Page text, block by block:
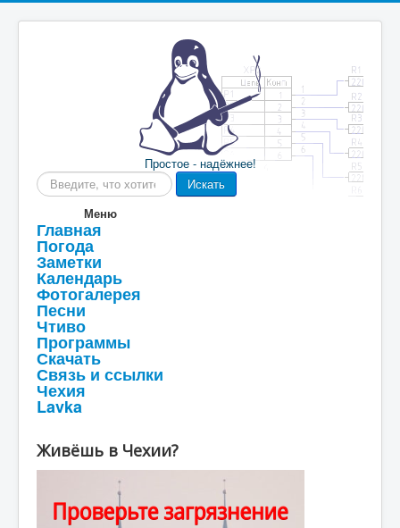
Простое - надёжнее!
Искать...
Искать
Меню
Главная
Погода
Заметки
Календарь
Фотогалерея
Песни
Чтиво
Программы
Скачать
Связь и ссылки
Чехия
Lavka
Живёшь в Чехии?